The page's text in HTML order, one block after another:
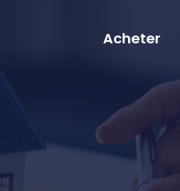
Acheter